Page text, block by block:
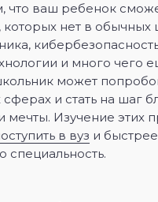
что ваш ребенок
нет в обычных
и много чего
может
сферах и стать на шаг
мечты. Изучение этих
в вуз и
специальность.